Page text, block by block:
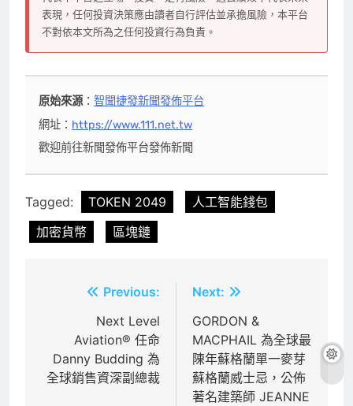
表現，任何投資決策應由讀者自行評估並承擔風險，本平台
不對依本文所為之任何投資行為負責。
原始來源：智聞捷發新聞發佈平台
網址： https://www.111.net.tw
歡迎前往新聞發佈平台發佈新聞
Tagged: TOKEN 2049
人工智能錢包
加密貨幣
區塊鏈
導
覽
Previous:
Next Level
Aviation® 任命
Danny Budding 為
全球銷售資深副總裁
Next:
GORDON &
MACPHAIL 為全球最
陳年蘇格蘭單一麥芽
蘇格蘭威士忌，公佈
著名建築師 JEANNE